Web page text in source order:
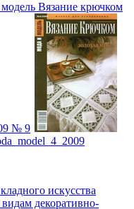
Вязание крючком
№ 9
искусства
декоративно-